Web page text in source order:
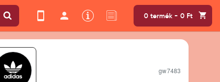
0 termék - 0 Ft
gw7483